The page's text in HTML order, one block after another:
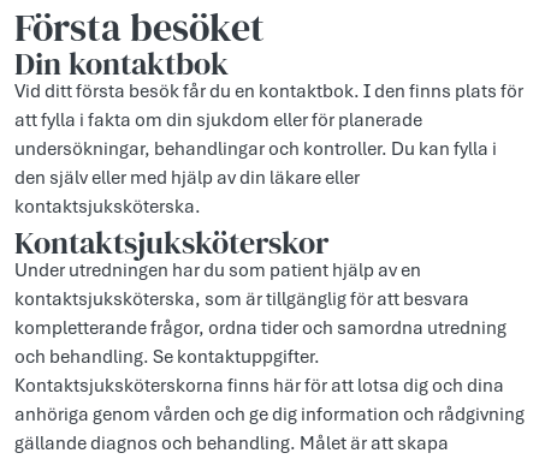
Första besöket
Din kontaktbok
Vid ditt första besök får du en kontaktbok. I den finns plats för
att fylla i fakta om din sjukdom eller för planerade
undersökningar, behandlingar och kontroller. Du kan fylla i
den själv eller med hjälp av din läkare eller
kontaktsjuksköterska.
Kontaktsjuksköterskor
Under utredningen har du som patient hjälp av en
kontaktsjuksköterska, som är tillgänglig för att besvara
kompletterande frågor, ordna tider och samordna utredning
och behandling. Se kontaktuppgifter.
Kontaktsjuksköterskorna finns här för att lotsa dig och dina
anhöriga genom vården och ge dig information och rådgivning
gällande diagnos och behandling. Målet är att skapa